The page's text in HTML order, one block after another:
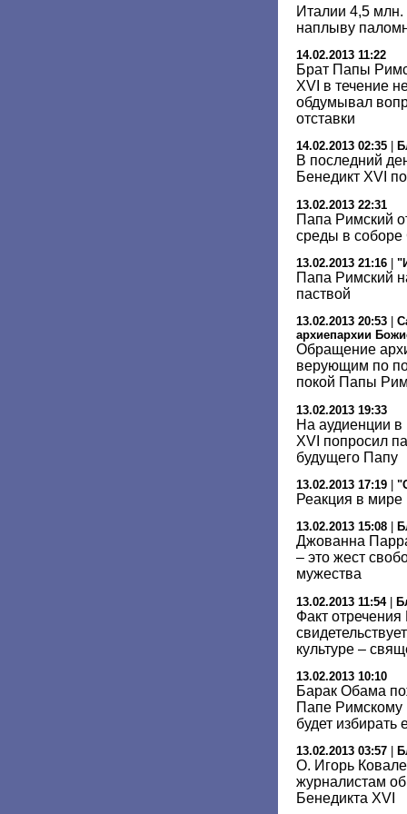
Италии 4,5 млн.
наплыву
14.02.2013 11:22
Брат Папы
XVI в течение
обдумывал
отставки
14.02.2013 02:35
В последний
Бенедикт XVI
13.02.2013 22:31
Папа Римский
среды в соборе
13.02.2013 21:16
Папа Римский
паствой
13.02.2013 20:53
архиепархии
Обращение
верующим по
покой Папы
13.02.2013 19:33
На аудиенции
ХVI попросил
будущего Папу
13.02.2013 17:19
Реакция в мире
13.02.2013 15:08
Джованна
– это жест
мужества
13.02.2013 11:54|
Факт
культуре –
13.02.2013 10:10
Барак Обама
Папе Римскому
будет избирать
13.02.2013 03:57
О. Игорь
журналистам
Бенедикта XVI